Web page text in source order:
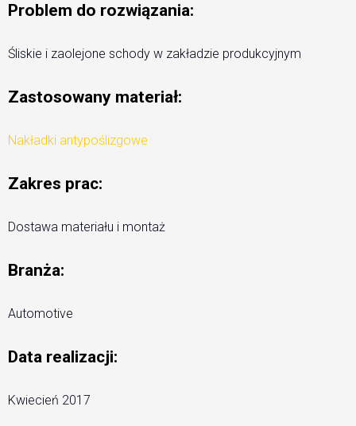
Problem do rozwiązania:
Śliskie i zaolejone schody w zakładzie produkcyjnym
Zastosowany materiał:
Nakładki antypoślizgowe
Zakres prac:
Dostawa materiału i montaż
Branża:
Automotive
Data realizacji:
Kwiecień 2017